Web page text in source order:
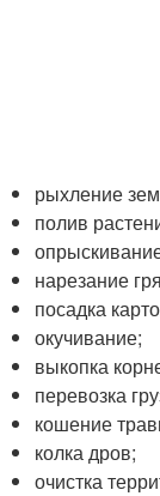
рыхление
полив
нарезание
посадка
окучивание;
выкопка
перевозка
кошение
колка дров;
очистка